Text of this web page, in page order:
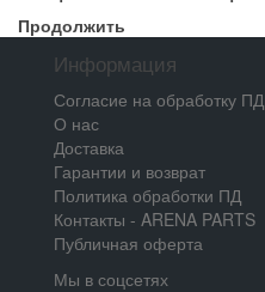
Продолжить
Информация
Согласие на обработку ПД
О нас
Доставка
Гарантии и возврат
Политика обработки ПД
Контакты - ARENA PARTS
Публичная оферта
Мы в соцсетях